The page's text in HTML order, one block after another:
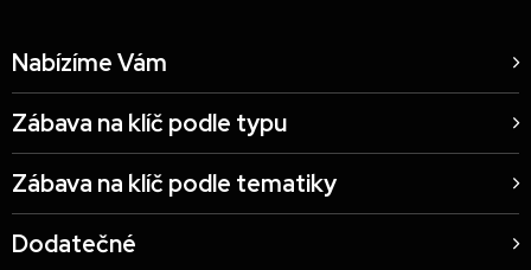
Nabízíme Vám
Zábava na klíč podle typu
Zábava na klíč podle tematiky
Dodatečné